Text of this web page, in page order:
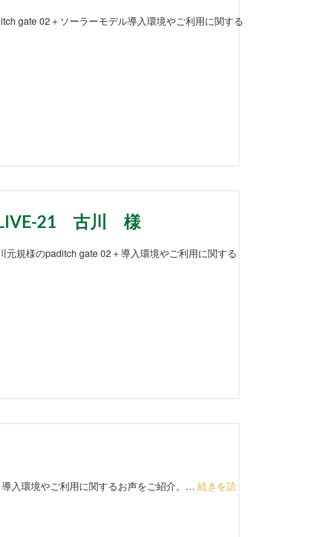
gate 02＋ソーラーモデル導入環境やご利用に関する
21 古川 様
規様のpaditch gate 02＋導入環境やご利用に関する
入環境やご利用に関するお声をご紹介。… 続きを読